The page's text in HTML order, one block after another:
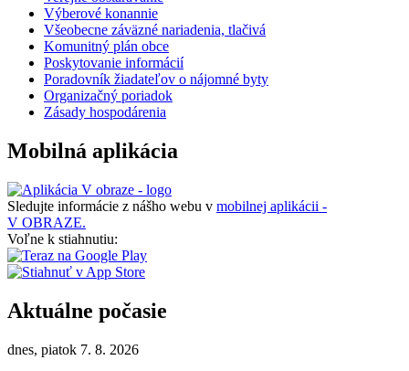
Výberové konannie
Všeobecne záväzné nariadenia, tlačivá
Komunitný plán obce
Poskytovanie informácií
Poradovník žiadateľov o nájomné byty
Organizačný poriadok
Zásady hospodárenia
Mobilná aplikácia
Sledujte informácie z nášho webu v mobilnej aplikácii -
V OBRAZE.
Voľne k stiahnutiu:
Aktuálne počasie
dnes, piatok 7. 8. 2026